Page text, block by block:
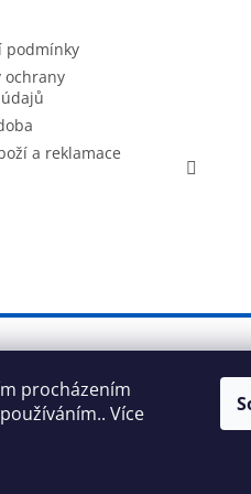
procházením
Více
podmínky
ochrany
a reklamace